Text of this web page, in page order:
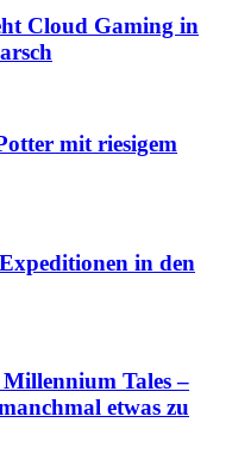
Cloud Gaming in
mit riesigem
in den
Tales –
etwas zu